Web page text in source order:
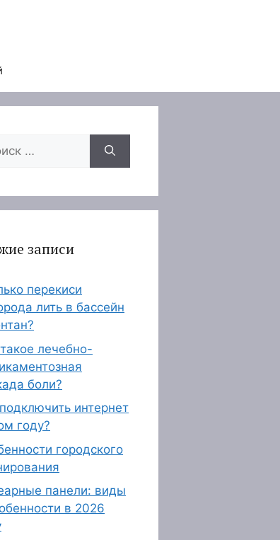
записи
перекиси
лить в бассейн
лечебно-
боли?
интернет
году?
городского
панели: виды
в 2026